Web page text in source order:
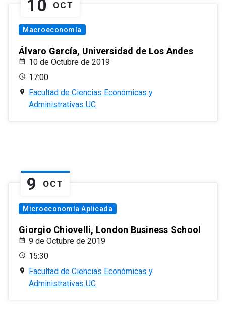
10 OCT
Macroeconomía
Álvaro García, Universidad de Los Andes
10 de Octubre de 2019
17:00
Facultad de Ciencias Económicas y
Administrativas UC
9 OCT
Microeconomía Aplicada
Giorgio Chiovelli, London Business School
9 de Octubre de 2019
15:30
Facultad de Ciencias Económicas y
Administrativas UC